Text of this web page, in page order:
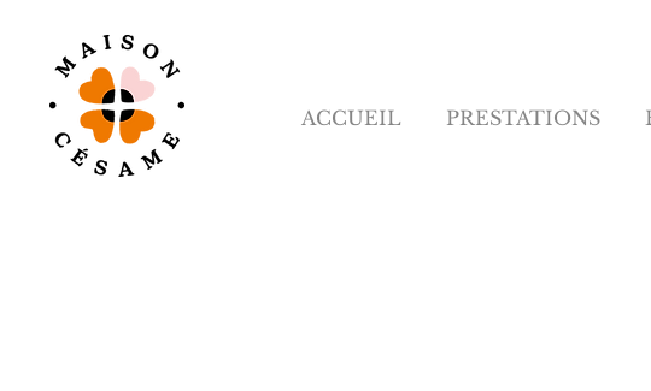
ACCUEIL PRESTATIONS